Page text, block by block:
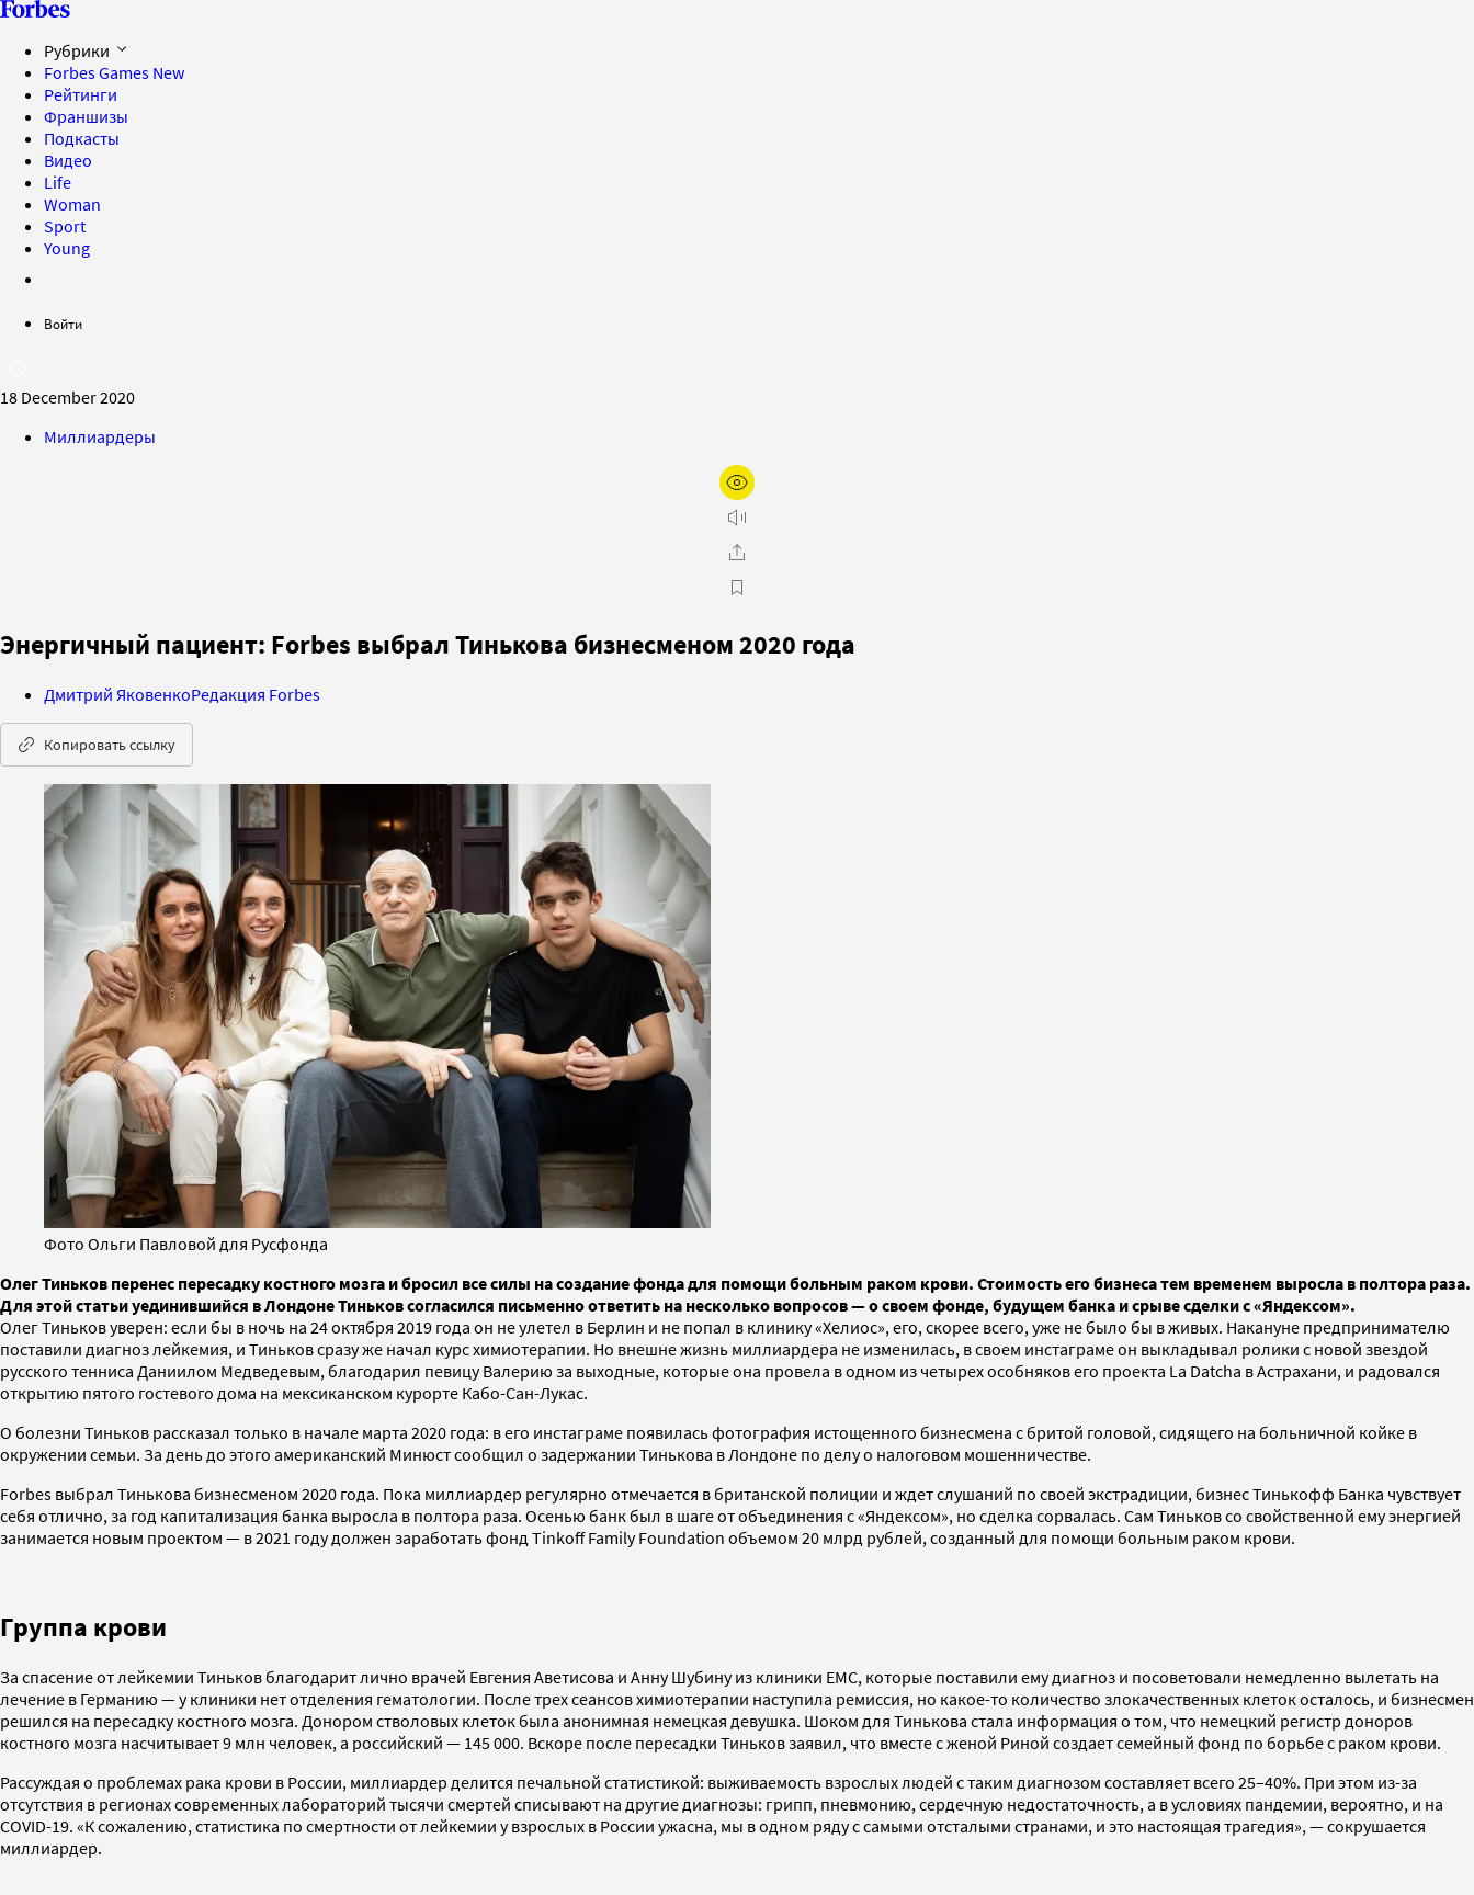
Рубрики
Forbes Games New
Рейтинги
Франшизы
Подкасты
Видео
Life
Woman
Sport
Young
Войти
18 December 2020
Миллиардеры
Энергичный пациент: Forbes выбрал Тинькова бизнесменом 2020 года
Дмитрий ЯковенкоРедакция Forbes
Копировать ссылку
Фото Ольги Павловой для Русфонда
Олег Тиньков перенес пересадку костного мозга и бросил все силы на создание фонда для помощи больным раком крови. Стоимость его бизнеса тем временем выросла в полтора раза.
Для этой статьи уединившийся в Лондоне Тиньков согласился письменно ответить на несколько вопросов — о своем фонде, будущем банка и срыве сделки с «Яндексом».
Олег Тиньков уверен: если бы в ночь на 24 октября 2019 года он не улетел в Берлин и не попал в клинику «Хелиос», его, скорее всего, уже не было бы в живых. Накануне предпринимателю
поставили диагноз лейкемия, и Тиньков сразу же начал курс химиотерапии. Но внешне жизнь миллиардера не изменилась, в своем инстаграме он выкладывал ролики с новой звездой
русского тенниса Даниилом Медведевым, благодарил певицу Валерию за выходные, которые она провела в одном из четырех особняков его проекта La Datcha в Астрахани, и радовался
открытию пятого гостевого дома на мексиканском курорте Кабо-Сан-Лукас.
О болезни Тиньков рассказал только в начале марта 2020 года: в его инстаграме появилась фотография истощенного бизнесмена с бритой головой, сидящего на больничной койке в
окружении семьи. За день до этого американский Минюст сообщил о задержании Тинькова в Лондоне по делу о налоговом мошенничестве.
Forbes выбрал Тинькова бизнесменом 2020 года. Пока миллиардер регулярно отмечается в британской полиции и ждет слушаний по своей экстрадиции, бизнес Тинькофф Банка чувствует
себя отлично, за год капитализация банка выросла в полтора раза. Осенью банк был в шаге от объединения с «Яндексом», но сделка сорвалась. Сам Тиньков со свойственной ему энергией
занимается новым проектом — в 2021 году должен заработать фонд Tinkoff Family Foundation объемом 20 млрд рублей, созданный для помощи больным раком крови.
Группа крови
За спасение от лейкемии Тиньков благодарит лично врачей Евгения Аветисова и Анну Шубину из клиники EMC, которые поставили ему диагноз и посоветовали немедленно вылетать на
лечение в Германию — у клиники нет отделения гематологии. После трех сеансов химиотерапии наступила ремиссия, но какое-то количество злокачественных клеток осталось, и бизнесмен
решился на пересадку костного мозга. Донором стволовых клеток была анонимная немецкая девушка. Шоком для Тинькова стала информация о том, что немецкий регистр доноров
костного мозга насчитывает 9 млн человек, а российский — 145 000. Вскоре после пересадки Тиньков заявил, что вместе с женой Риной создает семейный фонд по борьбе с раком крови.
Рассуждая о проблемах рака крови в России, миллиардер делится печальной статистикой: выживаемость взрослых людей с таким диагнозом составляет всего 25–40%. При этом из-за
отсутствия в регионах современных лабораторий тысячи смертей списывают на другие диагнозы: грипп, пневмонию, сердечную недостаточность, а в условиях пандемии, вероятно, и на
COVID-19. «К сожалению, статистика по смертности от лейкемии у взрослых в России ужасна, мы в одном ряду с самыми отсталыми странами, и это настоящая трагедия», — сокрушается
миллиардер.